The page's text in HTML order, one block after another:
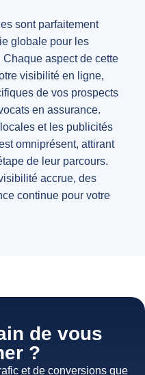
sont parfaitement
globale pour les
aspect de cette
visibilité en ligne,
de vos prospects
en assurance.
et les publicités
omniprésent, attirant
de leur parcours.
accrue, des
continue pour votre
de vous
?
et de conversions que